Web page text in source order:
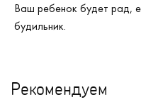
Ваш ребенок будет рад,
будильник.
Рекомендуем